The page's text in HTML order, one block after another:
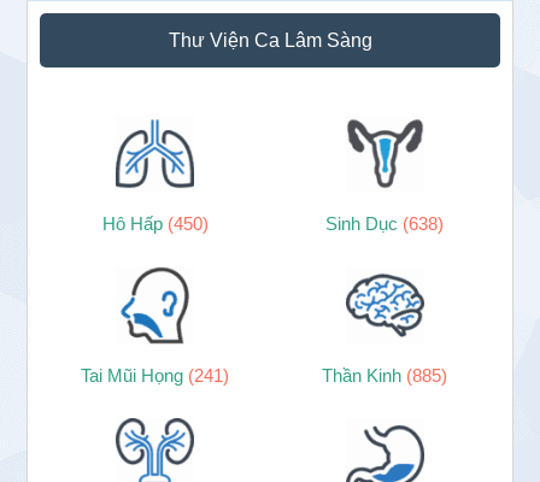
Sidebar
chính
Thư Viện Ca Lâm Sàng
Hô Hấp (450) Sinh Dục (638)
Tai Mũi Họng (241) Thần Kinh (885)